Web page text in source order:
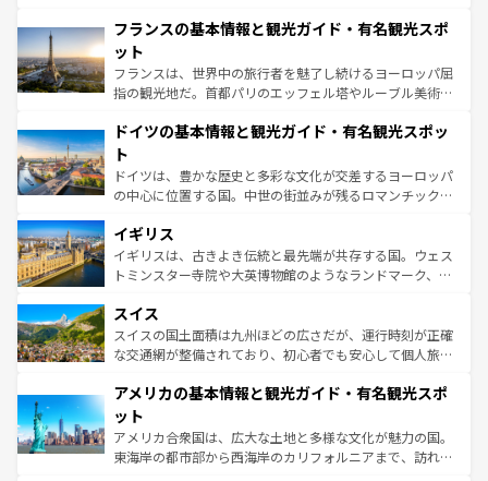
なお、新着のイタリア情報はコンテンツ一覧を参照してほ
しい。
文化が根付くこの国では、情熱的なフラメンコ、熱気あふ
れる闘牛、そして美味しいタパスが生活の一部となってい
る。首都マドリードの洗練された雰囲気や、バルセロナの
アートに溢れた街角から、地方では古代ローマ遺跡や中世
せる。地方によって風土や気候が異なるスペインはその個
ンテンツ一覧 を参照してほしい。
フランスの基本情報と観光ガイド・有名観光スポ
ット
フランスは、世界中の旅行者を魅了し続けるヨーロッパ屈
指の観光地だ。首都パリのエッフェル塔やルーブル美術館
で、幅広い魅力が詰まっている。華麗な宮殿、歴史的な大
聖堂、美しいビーチ、そして豊かな自然が、訪れる者を心
から魅了する。また、フランスは美食の国としても知ら
れ、フランス料理はユネスコ無形文化遺産にも登録されて
香り高いラベンダー畑など、多彩な楽しみ方が可能だ。さ
らに、パリ以外の地域にも魅力が溢れており、どの街角に
も豊かな歴史と文化が息づいている。パリ以外の個性あふ
を参照してほしい。
ドイツの基本情報と観光ガイド・有名観光スポッ
ト
ドイツは、豊かな歴史と多彩な文化が交差するヨーロッパ
の中心に位置する国。中世の街並みが残るロマンチック街
顔を持つこの国は、どこを歩いても飽きることがない。ベ
ルリンの文化的活気、バイエルン州のアルプスの絶景、そ
してライン川沿いのワイン畑といった風景は必見。ビール
は、お酒好きな人にはぜひ体験してほしい。 なお、新着の
ドイツ情報はコンテンツ一覧を参照してほしい。
イギリス
イギリスは、古きよき伝統と最先端が共存する国。ウェス
トミンスター寺院や大英博物館のようなランドマーク、歴
リアごとに異なる魅力がある。また、優雅なアフタヌーン
ティー、ビール好きにはたまらない英国パブ、サッカー観
戦など、本場だからこそできる体験も豊富。イギリスを旅
ンツ一覧を参照してほしい。
スイス
スイスの国土面積は九州ほどの広さだが、運行時刻が正確
な交通網が整備されており、初心者でも安心して個人旅行
の建物がそのまま残る町や、スイスならではのユニークな
博物館もあり、アルプス観光だけでなく町歩きも満喫する
ことができる。国民の所得が高いため物価も高いが、旅行
者向けの交通パス提供のサービスもあり、うまく活用すれ
アメリカの基本情報と観光ガイド・有名観光スポ
ット
アメリカ合衆国は、広大な土地と多様な文化が魅力の国。
東海岸の都市部から西海岸のカリフォルニアまで、訪れる